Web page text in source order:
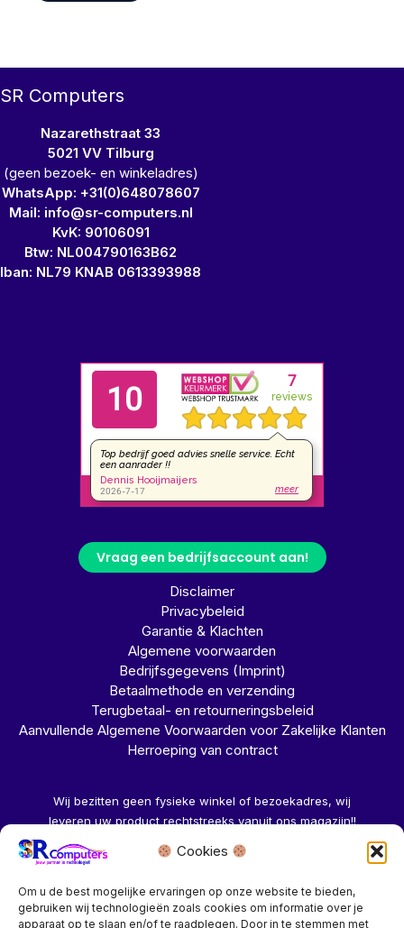
Cookies
Om u de best mogelijke ervaringen op onze website te bieden,
gebruiken wij technologieën zoals cookies om informatie over je
apparaat op te slaan en/of te raadplegen. Door in te stemmen met
SR Computers
Nazarethstraat 33
5021 VV Tilburg
(geen bezoek- en winkeladres)
WhatsApp: +31(0)648078607
Mail: info@sr-computers.nl
KvK: 90106091
Btw: NL004790163B62
Iban: NL79 KNAB 0613393988
Vraag een bedrijfsaccount aan!
Disclaimer
Privacybeleid
Garantie & Klachten
Algemene voorwaarden
Bedrijfsgegevens (Imprint)
Betaalmethode en verzending
Terugbetaal- en retourneringsbeleid
Aanvullende Algemene Voorwaarden voor Zakelijke Klanten
Herroeping van contract
Wij bezitten geen fysieke winkel of bezoekadres, wij
leveren uw product rechtstreeks vanuit ons magazijn!!
Herroeping aanvragen →